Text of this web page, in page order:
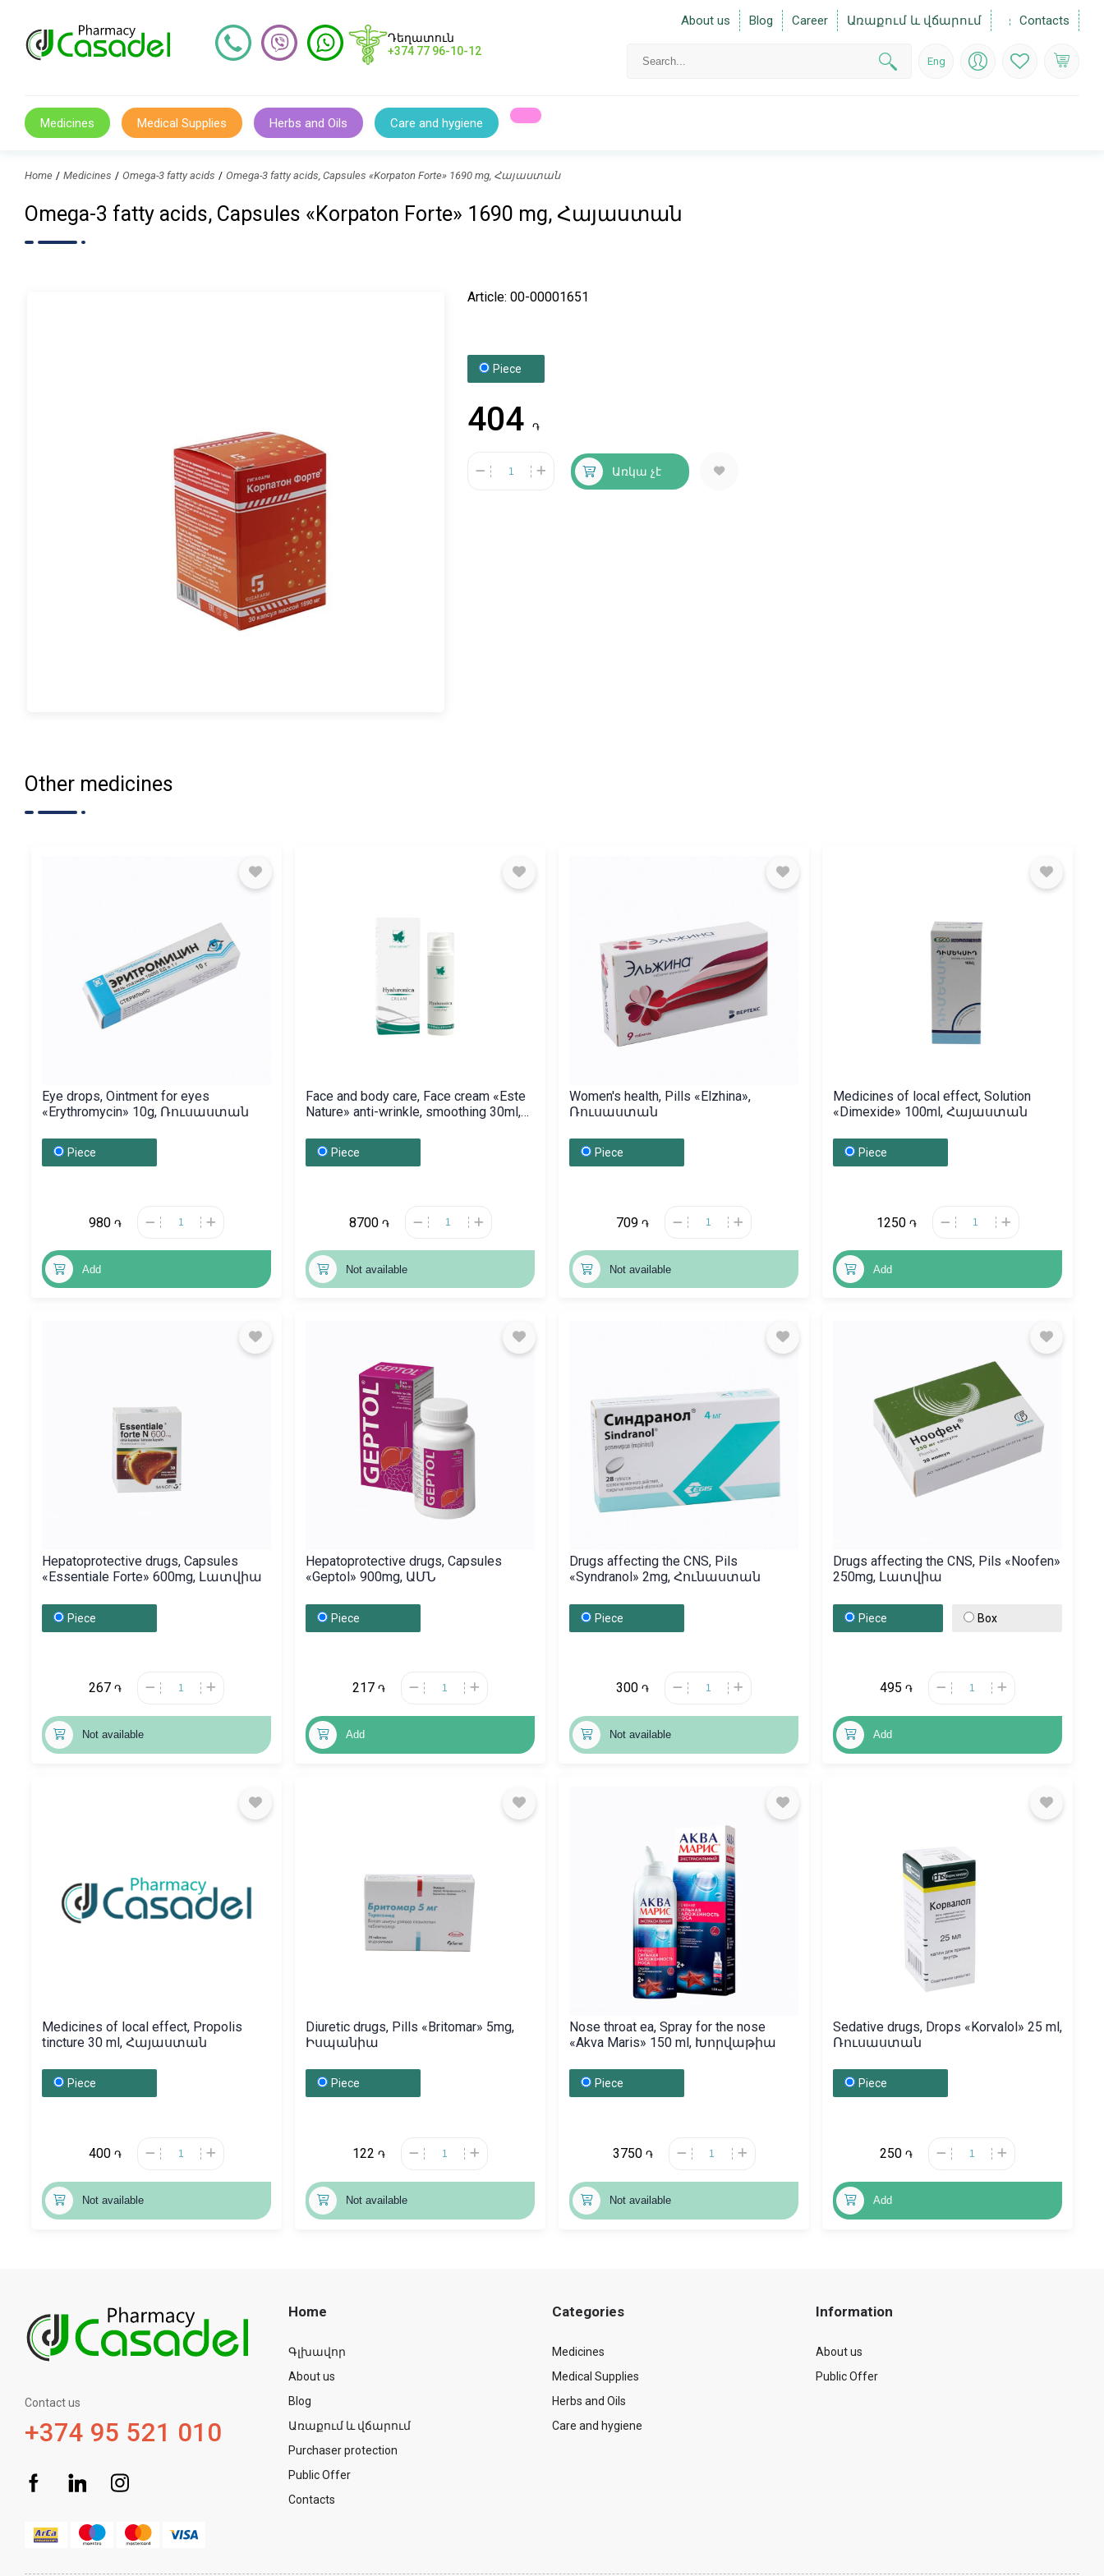
Դեղատուն
+374 77 96-10-12
About us Blog Career Առաքում և վճարում Contacts
Eng
Medicines Medical Supplies Herbs and Oils Care and hygiene
Home Medicines Omega-3 fatty acids Omega-3 fatty acids, Capsules «Korpaton Forte» 1690 mg, Հայաստան
Omega-3 fatty acids, Capsules «Korpaton Forte» 1690 mg, Հայաստան
Article: 00-00001651
Piece
404֏
Առկա չէ
Other medicines
Eye drops, Ointment for eyes
«Erythromycin» 10g, Ռուսաստան
Piece
980 ֏
Add
Face and body care, Face cream «Este
Nature» anti-wrinkle, smoothing 30ml,
Piece
8700 ֏
Not available
Women's health, Pills «Elzhina»,
Ռուսաստան
Piece
709 ֏
Not available
Medicines of local effect, Solution
«Dimexide» 100ml, Հայաստան
Piece
1250 ֏
Add
Hepatoprotective drugs, Capsules
«Essentiale Forte» 600mg, Լատվիա
Piece
267 ֏
Not available
Hepatoprotective drugs, Capsules
«Geptol» 900mg, ԱՄՆ
Piece
217 ֏
Add
Drugs affecting the CNS, Pils
«Syndranol» 2mg, Հունաստան
Piece
300 ֏
Not available
Drugs affecting the CNS, Pils «Noofen»
250mg, Լատվիա
Piece Box
495 ֏
Add
Medicines of local effect, Propolis
tincture 30 ml, Հայաստան
Piece
400 ֏
Not available
Diuretic drugs, Pills «Britomar» 5mg,
Իսպանիա
Piece
122 ֏
Not available
Nose throat ea, Spray for the nose
«Akva Maris» 150 ml, Խորվաթիա
Piece
3750 ֏
Not available
Sedative drugs, Drops «Korvalol» 25 ml,
Ռուսաստան
Piece
250 ֏
Add
Contact us
+374 95 521 010
Home
Գլխավոր
About us
Blog
Առաքում և վճարում
Purchaser protection
Public Offer
Contacts
Categories
Medicines
Medical Supplies
Herbs and Oils
Care and hygiene
Information
About us
Public Offer